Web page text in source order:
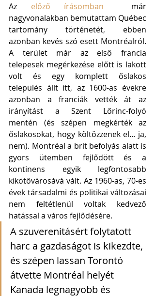
Az előző írásomban
  már
nagyvonalakban bemutattam Québec
tartomány történetét, ebben
azonban kevés szó esett Montréalról.
A terület már az első francia
telepesek megérkezése előtt is lakott
volt és egy komplett őslakos
település állt itt, az 1600-as évekre
azonban a franciák vették át az
irányítást a Szent Lőrinc-folyó
mentén (és szépen megkérték az
őslakosokat, hogy költözzenek el... ja,
nem). Montréal a brit befolyás alatt is
gyors ütemben fejlődött és a
kontinens egyik legfontosabb
kikötővárosává vált. Az 1960-as, 70-es
évek társadalmi és politikai változásai
nem feltétlenül voltak kedvező
hatással a város fejlődésére.
A szuverenitásért folytatott
harc a gazdaságot is kikezdte,
és szépen lassan Torontó
átvette Montréal helyét
Kanada legnagyobb és